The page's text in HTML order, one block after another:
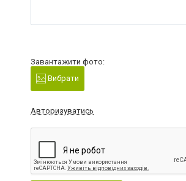
Завантажити фото:
Вибрати
Авторизуватись